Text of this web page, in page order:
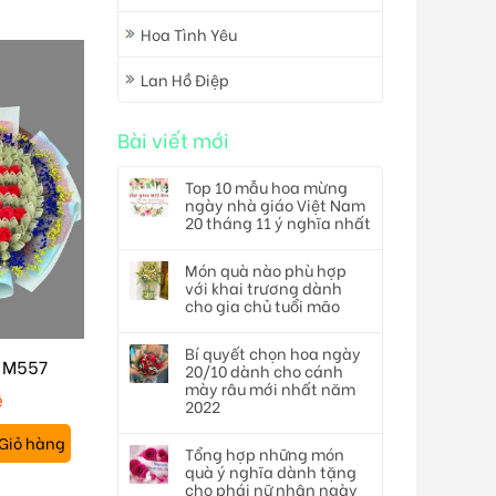
Hoa Tình Yêu
Lan Hồ Điệp
Bài viết mới
Top 10 mẫu hoa mừng
ngày nhà giáo Việt Nam
20 tháng 11 ý nghĩa nhất
Món quà nào phù hợp
với khai trương dành
cho gia chủ tuổi mão
Bí quyết chọn hoa ngày
20/10 dành cho cánh
mày râu mới nhất năm
2022
Tổng hợp những món
quà ý nghĩa dành tặng
cho phái nữ nhân ngày
hàng